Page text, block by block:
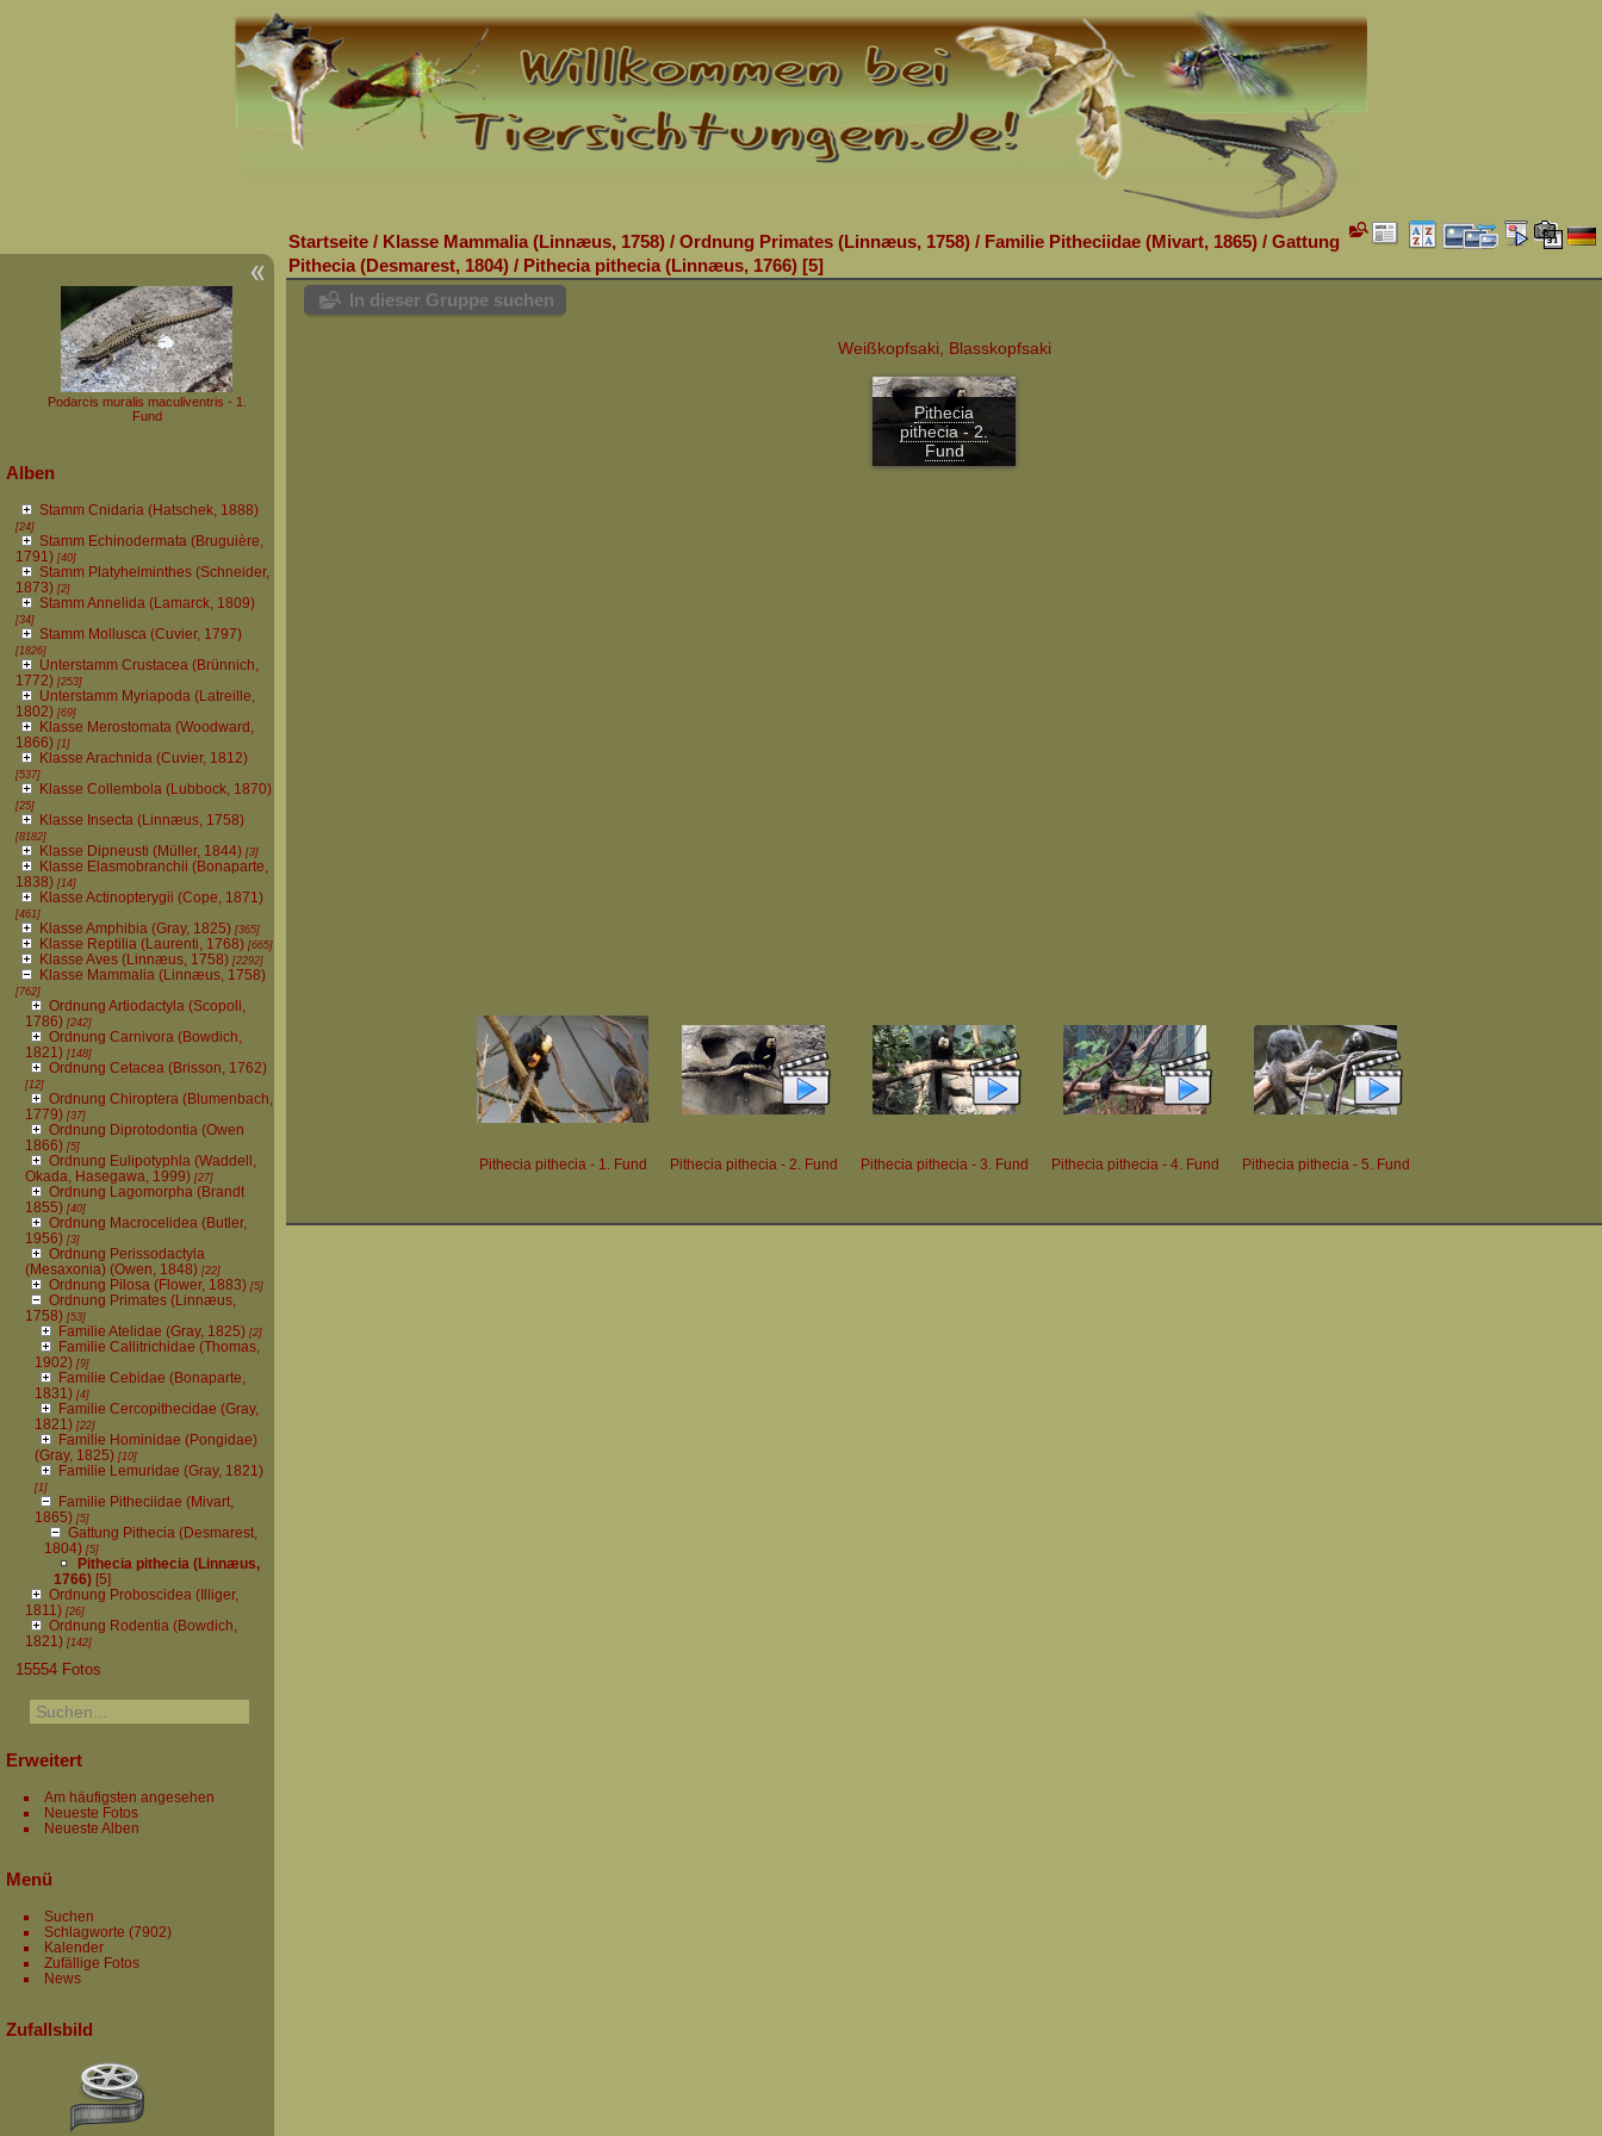
Podarcis muralis maculiventris - 1.
Fund
Alben
Stamm Cnidaria (Hatschek, 1888)
[24]
Stamm Echinodermata (Bruguière,
1791)[40]
Stamm Platyhelminthes (Schneider,
1873)[2]
Stamm Annelida (Lamarck, 1809)
[34]
Stamm Mollusca (Cuvier, 1797)
[1826]
Unterstamm Crustacea (Brünnich,
1772)[253]
Unterstamm Myriapoda (Latreille,
1802)[69]
Klasse Merostomata (Woodward,
1866)[1]
Klasse Arachnida (Cuvier, 1812)
[537]
Klasse Collembola (Lubbock, 1870)
[25]
Klasse Insecta (Linnæus, 1758)
[8182]
Klasse Dipneusti (Müller, 1844)[3]
Klasse Elasmobranchii (Bonaparte,
1838)[14]
Klasse Actinopterygii (Cope, 1871)
[461]
Klasse Amphibia (Gray, 1825)[365]
Klasse Reptilia (Laurenti, 1768)[665]
Klasse Aves (Linnæus, 1758)[2292]
Klasse Mammalia (Linnæus, 1758)
[762]
Ordnung Artiodactyla (Scopoli,
1786)[242]
Ordnung Carnivora (Bowdich,
1821)[148]
Ordnung Cetacea (Brisson, 1762)
[12]
Ordnung Chiroptera (Blumenbach,
1779)[37]
Ordnung Diprotodontia (Owen
1866)[5]
Ordnung Eulipotyphla (Waddell,
Okada, Hasegawa, 1999)[27]
Ordnung Lagomorpha (Brandt
1855)[40]
Ordnung Macrocelidea (Butler,
1956) [3]
Ordnung Perissodactyla
(Mesaxonia) (Owen, 1848)[22]
Ordnung Pilosa (Flower, 1883)[5]
Ordnung Primates (Linnæus,
1758)[53]
Familie Atelidae (Gray, 1825)[2]
Familie Callitrichidae (Thomas,
1902)[9]
Familie Cebidae (Bonaparte,
1831)[4]
Familie Cercopithecidae (Gray,
1821)[22]
Familie Hominidae (Pongidae)
(Gray, 1825)[10]
Familie Lemuridae (Gray, 1821)
[1]
Familie Pitheciidae (Mivart,
1865)[5]
Gattung Pithecia (Desmarest,
1804)[5]
Pithecia pithecia (Linnæus,
1766)[5]
Ordnung Proboscidea (Illiger,
1811)[26]
Ordnung Rodentia (Bowdich,
1821)[142]
15554 Fotos
Erweitert
Am häufigsten angesehen
Neueste Fotos
Neueste Alben
Menü
Suchen
Schlagworte (7902)
Kalender
Zufällige Fotos
News
Zufallsbild
Startseite / Klasse Mammalia (Linnæus, 1758) / Ordnung Primates (Linnæus, 1758) / Familie Pitheciidae (Mivart, 1865) / Gattung
Pithecia (Desmarest, 1804) / Pithecia pithecia (Linnæus, 1766) 5
In dieser Gruppe suchen
Weißkopfsaki, Blasskopfsaki
Pithecia
pithecia - 2.
Fund
Pithecia pithecia - 1. Fund Pithecia pithecia - 2. Fund Pithecia pithecia - 3. Fund Pithecia pithecia - 4. Fund Pithecia pithecia - 5. Fund